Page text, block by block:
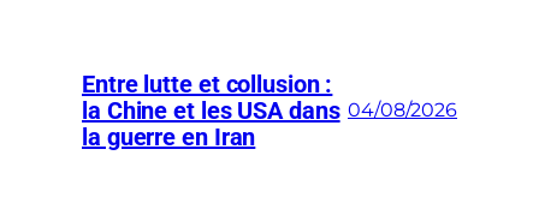
Entre lutte et collusion :
la Chine et les USA dans
la guerre en Iran
04/08/2026